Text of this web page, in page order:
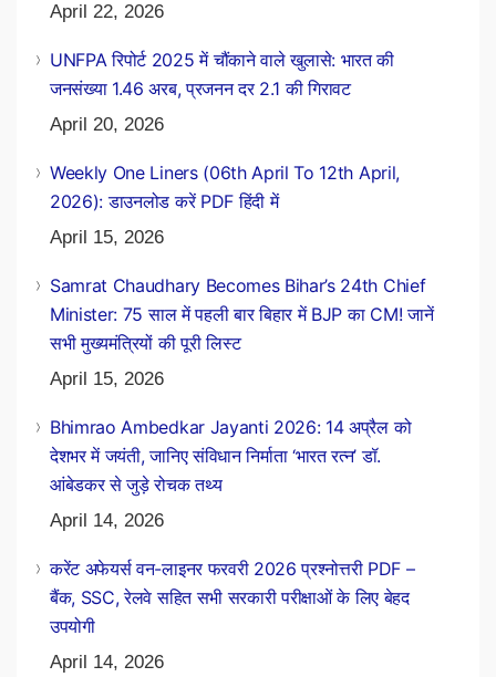
April 22, 2026
UNFPA रिपोर्ट 2025 में चौंकाने वाले खुलासे: भारत की
जनसंख्या 1.46 अरब, प्रजनन दर 2.1 की गिरावट
April 20, 2026
Weekly One Liners (06th April To 12th April,
2026): डाउनलोड करें PDF हिंदी में
April 15, 2026
Samrat Chaudhary Becomes Bihar’s 24th Chief
Minister: 75 साल में पहली बार बिहार में BJP का CM! जानें
सभी मुख्यमंत्रियों की पूरी लिस्ट
April 15, 2026
Bhimrao Ambedkar Jayanti 2026: 14 अप्रैल को
देशभर में जयंती, जानिए संविधान निर्माता ‘भारत रत्न’ डॉ.
आंबेडकर से जुड़े रोचक तथ्य
April 14, 2026
करेंट अफेयर्स वन-लाइनर फरवरी 2026 प्रश्नोत्तरी PDF –
बैंक, SSC, रेलवे सहित सभी सरकारी परीक्षाओं के लिए बेहद
उपयोगी
April 14, 2026